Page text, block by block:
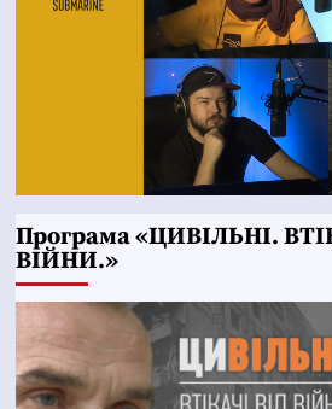
Програма «ЦИВІЛЬНІ.
ВІЙНИ.»